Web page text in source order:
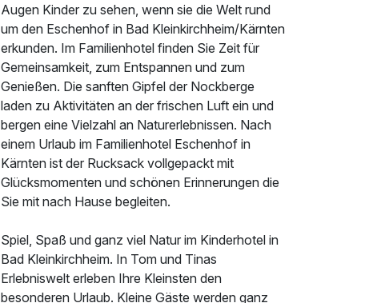
Augen Kinder zu sehen, wenn sie die Welt rund
um den Eschenhof in Bad Kleinkirchheim/Kärnten
erkunden. Im Familienhotel finden Sie Zeit für
Gemeinsamkeit, zum Entspannen und zum
Genießen. Die sanften Gipfel der Nockberge
laden zu Aktivitäten an der frischen Luft ein und
bergen eine Vielzahl an Naturerlebnissen. Nach
einem Urlaub im Familienhotel Eschenhof in
Kärnten ist der Rucksack vollgepackt mit
Glücksmomenten und schönen Erinnerungen die
Sie mit nach Hause begleiten.
Spiel, Spaß und ganz viel Natur im Kinderhotel in
Bad Kleinkirchheim. In Tom und Tinas
Erlebniswelt erleben Ihre Kleinsten den
besonderen Urlaub. Kleine Gäste werden ganz